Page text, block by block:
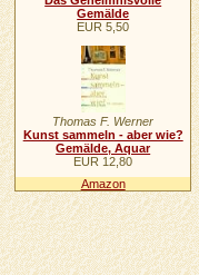
Gemälde
EUR 5,50
Thomas F. Werner
Kunst sammeln - aber wie?
Gemälde, Aquar
EUR 12,80
Amazon